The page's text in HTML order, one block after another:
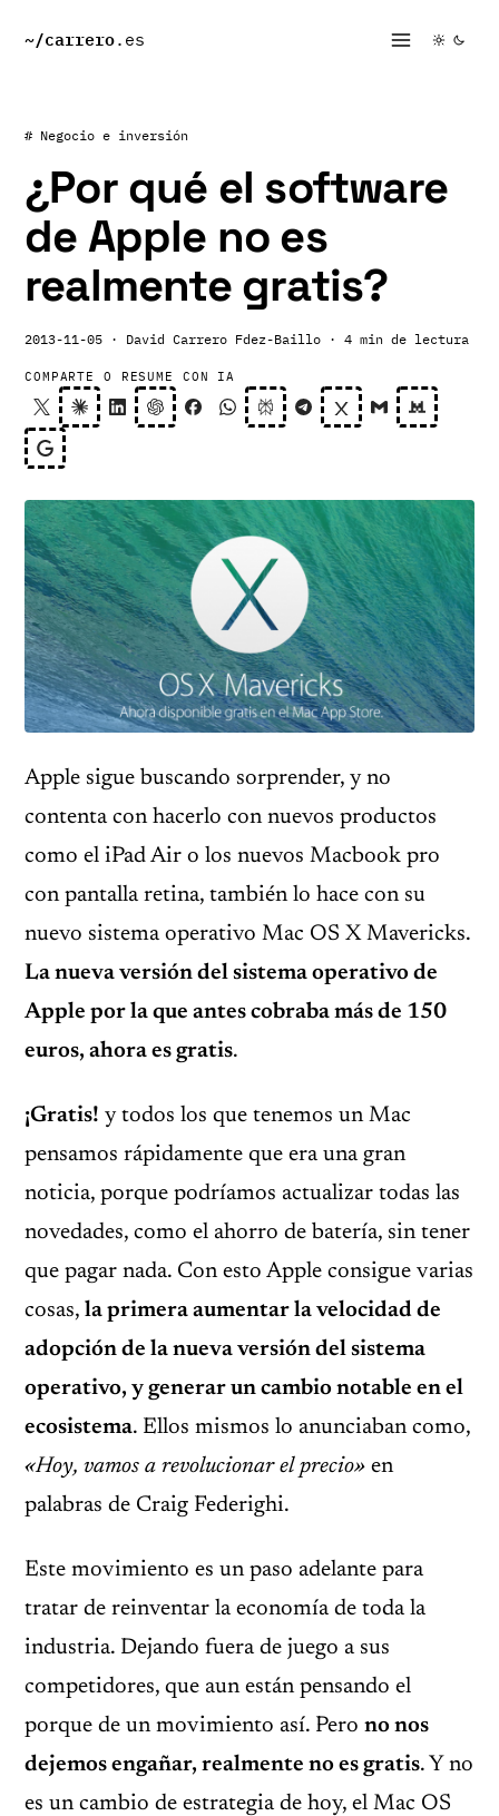
~/carrero.es
# Negocio e inversión
¿Por qué el software
de Apple no es
realmente gratis?
2013-11-05 · David Carrero Fdez-Baillo · 4 min de lectura
COMPARTE O RESUME CON IA
Apple sigue buscando sorprender, y no
contenta con hacerlo con nuevos productos
como el iPad Air o los nuevos Macbook pro
con pantalla retina, también lo hace con su
nuevo sistema operativo Mac OS X Mavericks.
La nueva versión del sistema operativo de
Apple por la que antes cobraba más de 150
euros, ahora es gratis.
¡Gratis! y todos los que tenemos un Mac
pensamos rápidamente que era una gran
noticia, porque podríamos actualizar todas las
novedades, como el ahorro de batería, sin tener
que pagar nada. Con esto Apple consigue varias
cosas, la primera aumentar la velocidad de
adopción de la nueva versión del sistema
operativo, y generar un cambio notable en el
ecosistema. Ellos mismos lo anunciaban como,
«Hoy, vamos a revolucionar el precio» en
palabras de Craig Federighi.
Este movimiento es un paso adelante para
tratar de reinventar la economía de toda la
industria. Dejando fuera de juego a sus
competidores, que aun están pensando el
porque de un movimiento así. Pero no nos
dejemos engañar, realmente no es gratis. Y no
es un cambio de estrategia de hoy, el Mac OS